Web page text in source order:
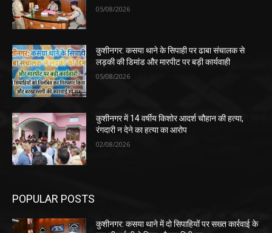
05/08/2026
कुशीनगर: कसया थाने के सिपाही पर ढाबा संचालक से
लड़की की डिमांड और मारपीट पर बड़ी कार्यवाही
05/08/2026
कुशीनगर में 14 वर्षीय किशोर आदर्श चौहान की हत्या,
रंगदारी न देने का हत्या का आरोप
02/08/2026
POPULAR POSTS
कुशीनगर: कसया थाने में दो सिपाहियों पर सख्त कार्रवाई के